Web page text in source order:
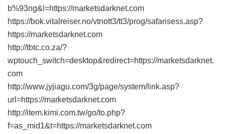
b%93ng&l=https://marketsdarknet.com
https://bok.vitalreiser.no/vtnott3/tt3/prog/safarisess.asp?
https://marketsdarknet.com
http://tbtc.co.za/?
wptouch_switch=desktop&redirect=https://marketsdarknet.
com
http://www.jyjiagu.com/3g/page/system/link.asp?
url=https://marketsdarknet.com
http://item.kimi.com.tw/go/to.php?
f=as_mid1&t=https://marketsdarknet.com